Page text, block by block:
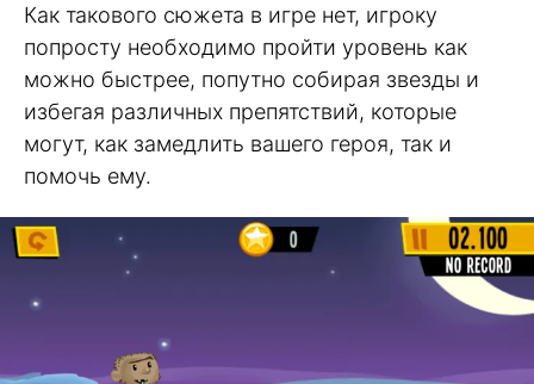
Как такового сюжета в игре нет, игроку
попросту необходимо пройти уровень как
можно быстрее, попутно собирая звезды и
избегая различных препятствий, которые
могут, как замедлить вашего героя, так и
помочь ему.